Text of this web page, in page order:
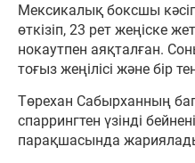
Мексикалық боксшы
өткізіп, 23 рет жеңіске
нокаутпен аяқталған.
тоғыз жеңілісі және бір
Төрехан Сабырханның
спаррингтен үзінді
парақшасында